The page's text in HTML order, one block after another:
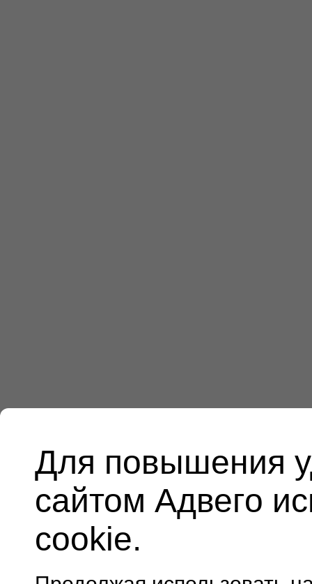
Для повышения
сайтом Адвего
cookie.